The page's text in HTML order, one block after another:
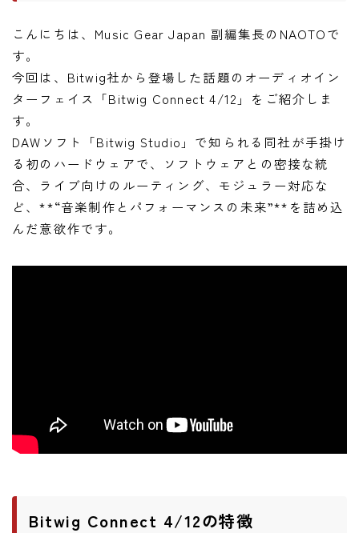
アプリ
アクセサリ
ニュース
ニュース
新製品
レビュー
こんにちは、Music Gear Japan 副編集長のNAOTOで
す。
今回は、Bitwig社から登場した話題のオーディオイン
ターフェイス「Bitwig Connect 4/12」をご紹介しま
す。
DAWソフト「Bitwig Studio」で知られる同社が手掛け
る初のハードウェアで、ソフトウェアとの密接な統
合、ライブ向けのルーティング、モジュラー対応な
ど、**“音楽制作とパフォーマンスの未来”**を詰め込
んだ意欲作です。
Bitwig Connect 4/12の特徴